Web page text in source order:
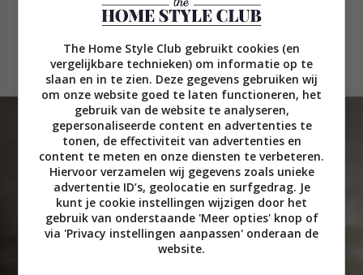
wandpanelen en plafondlijsten van
Orac Decor
Lees verder
The Home Style Club gebruikt cookies (en
vergelijkbare technieken) om informatie op te
slaan en in te zien. Deze gegevens gebruiken wij
om onze website goed te laten functioneren, het
gebruik van de website te analyseren,
gepersonaliseerde content en advertenties te
tonen, de effectiviteit van advertenties en
content te meten en onze diensten te verbeteren.
Hiervoor verzamelen wij gegevens zoals unieke
advertentie ID’s, geolocatie en surfgedrag. Je
kunt je cookie instellingen wijzigen door het
gebruik van onderstaande 'Meer opties' knop of
via 'Privacy instellingen aanpassen' onderaan de
website.